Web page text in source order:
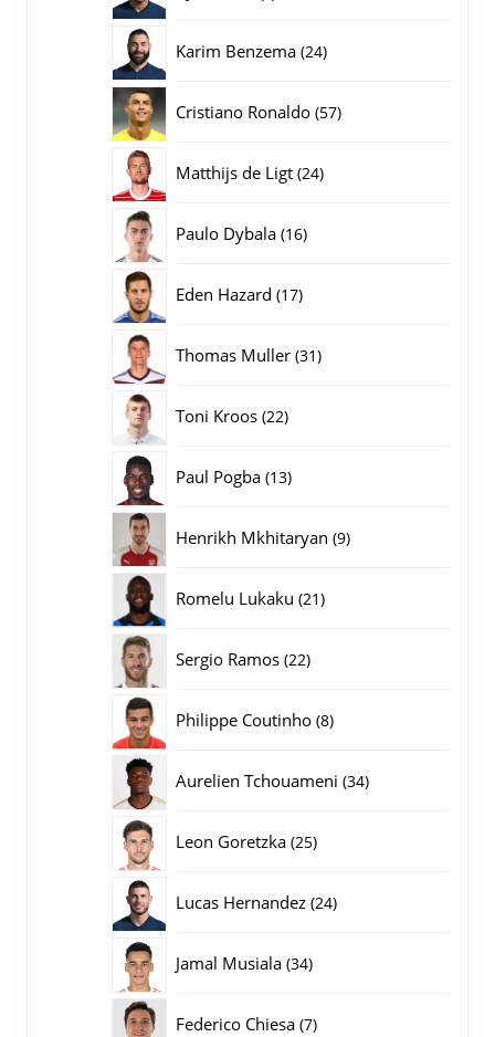
Karim Benzema 2424
Cristiano Ronaldo 5757
Matthijs de Ligt 2424
Paulo Dybala 1616
Eden Hazard 1717
Thomas Muller 3131
Toni Kroos 2222
Paul Pogba 1313
Henrikh Mkhitaryan 99
Romelu Lukaku 2121
Sergio Ramos 2222
Philippe Coutinho 88
Aurelien Tchouameni 3434
Leon Goretzka 2525
Lucas Hernandez 2424
Jamal Musiala 3434
Federico Chiesa 77